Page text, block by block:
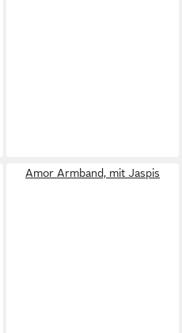
Amor Armband, mit Jaspis